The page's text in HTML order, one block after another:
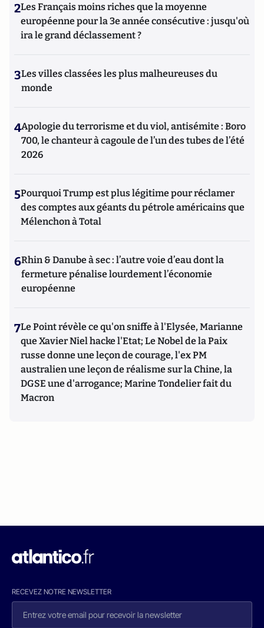
2Les Français moins riches que la moyenne
européenne pour la 3e année consécutive : jusqu'où
ira le grand déclassement ?
3Les villes classées les plus malheureuses du
monde
4Apologie du terrorisme et du viol, antisémite : Boro
700, le chanteur à cagoule de l’un des tubes de l’été
2026
5Pourquoi Trump est plus légitime pour réclamer
des comptes aux géants du pétrole américains que
Mélenchon à Total
6Rhin & Danube à sec : l’autre voie d’eau dont la
fermeture pénalise lourdement l’économie
européenne
7Le Point révèle ce qu'on sniffe à l'Elysée, Marianne
que Xavier Niel hacke l'Etat; Le Nobel de la Paix
russe donne une leçon de courage, l'ex PM
australien une leçon de réalisme sur la Chine, la
DGSE une d'arrogance; Marine Tondelier fait du
Macron
RECEVEZ NOTRE NEWSLETTER